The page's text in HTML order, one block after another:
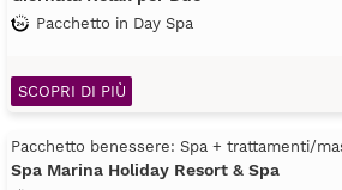
Pacchetto in Day Spa
SCOPRI DI PIÙ
Pacchetto benessere: Spa + trattamenti/
Spa Marina Holiday Resort & Spa